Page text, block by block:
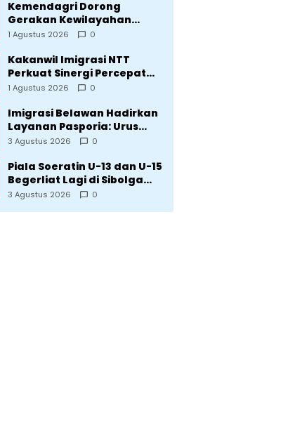
Kemendagri Dorong
Gerakan Kewilayahan
Lawan Tuberkulosis
1 Agustus 2026 0
Kakanwil Imigrasi NTT
Perkuat Sinergi Percepat
Pembentukan Kantor
1 Agustus 2026 0
Imigrasi Belawan Hadirkan
Layanan Pasporia: Urus
Paspor di Hari Libur
3 Agustus 2026 0
Piala Soeratin U-13 dan U-15
Begerliat Lagi di Sibolga
Setelah Stadion Horas
3 Agustus 2026 0